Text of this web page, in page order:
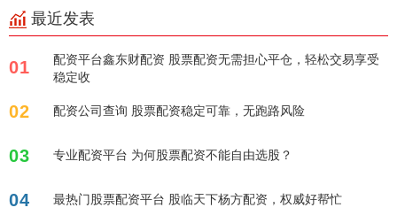
最近发表
01
配资平台鑫东财配资 股票配资无需担心平仓，轻松交易享受
稳定收
02 配资公司查询 股票配资稳定可靠，无跑路风险
03 专业配资平台 为何股票配资不能自由选股？
04 最热门股票配资平台 股临天下杨方配资，权威好帮忙